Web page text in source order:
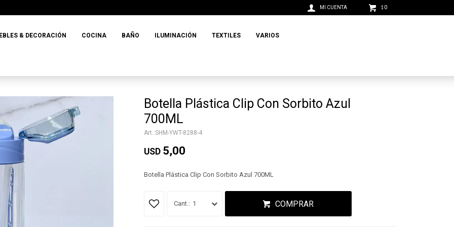
& DECORACIÓN COCINA BAÑO ILUMINACIÓN TEXTILES VARIOS
$ 0
Botella Plástica Clip Con Sorbito Azul
700ML
SHM-YWT-8288-4
USD 5,00
Botella Plástica Clip Con Sorbito Azul 700ML
1 COMPRAR